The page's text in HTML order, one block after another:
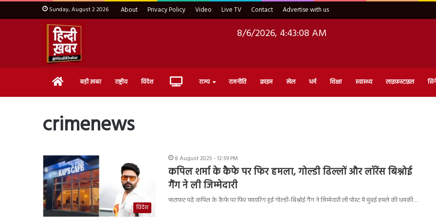
Sunday, August 2 2026 About Privacy Policy Video Live TV Contact Advertise with us
8/6/2026, 4:43:09 AM
Home बड़ी ख़बर राष्ट्रीय विदेश Live राज्य राजनीति क्राइम खेल धर्म शिक्षा स्वास्थ्य लाइफ़स्टाइल
crimenews
विदेश
8 August 2025 - 12:59 PM
कपिल शर्मा के कैफे पर फिर हमला, गोल्डी ढिल्लों और लॉरेंस बिश्नोई
गैंग ने ली जिम्मेदारी
फटाफट पढ़ें कपिल के कैफे पर फिर फायरिंग हुई गोल्डी-बिश्नोई गैंग ने जिम्मेदारी ली पोस्ट में मुंबई हमले की धमकी…